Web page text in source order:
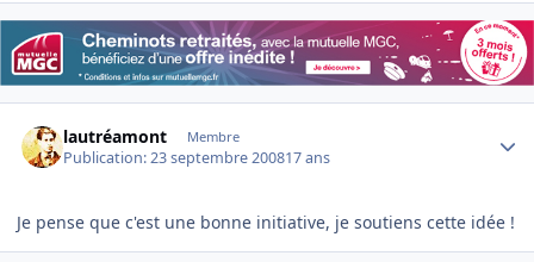
lautréamont Membre
Publication:23 septembre 200817 ans
Je pense que c'est une bonne initiative, je soutiens cette idée !